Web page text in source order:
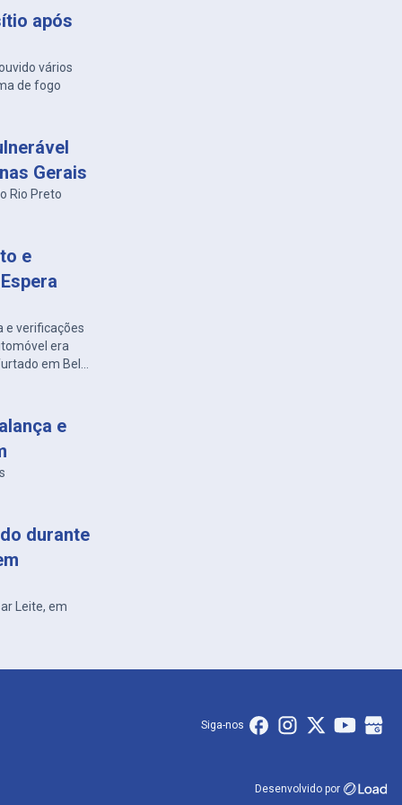
após
vários
de fogo
Gerais
Rio Preto
e
e verificações
era
em Belo
e
durante
Leite, em
Siga-nos
Desenvolvido por